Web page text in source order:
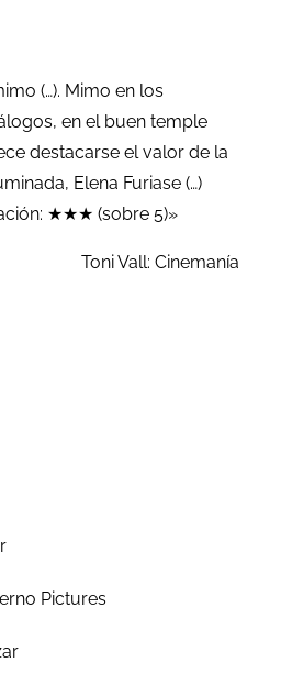
(…). Mimo en los
en el buen temple
destacarse el valor de la
Elena Furiase (…)
★★★ (sobre 5)»
Toni Vall: Cinemanía
Pictures